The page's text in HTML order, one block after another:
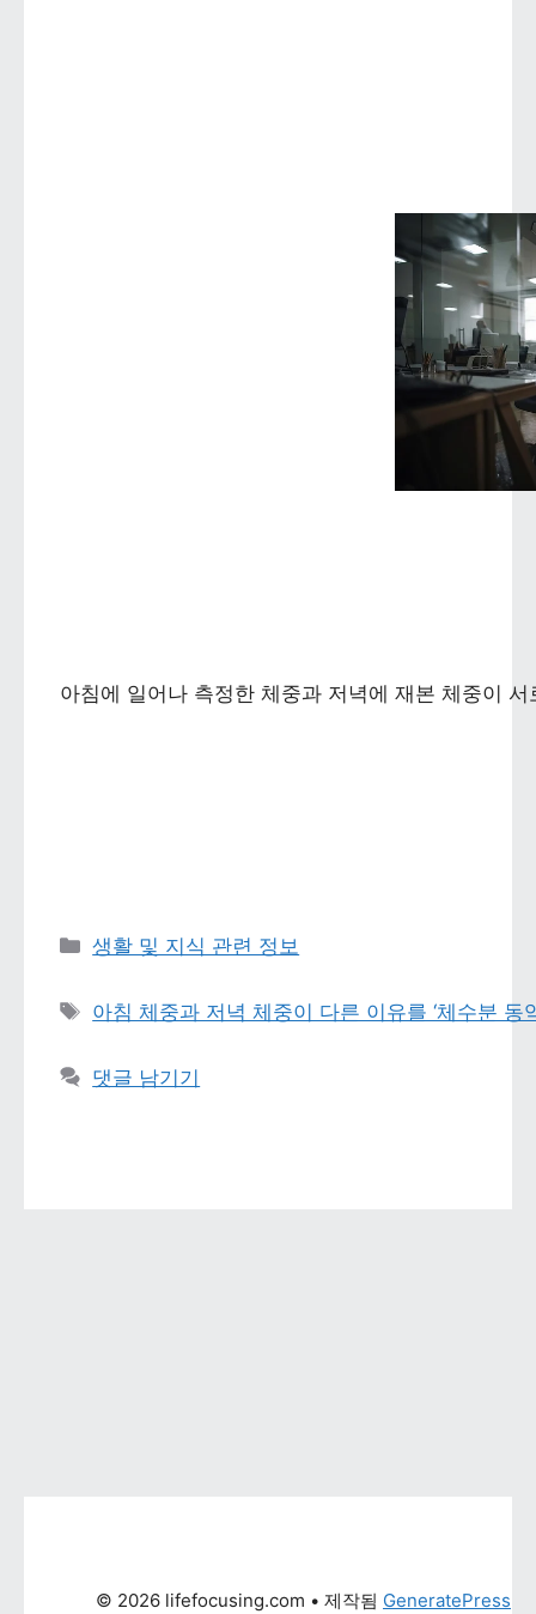
아침에 일어나 측정한 체중과 저녁에 재본 체중이
카테고리
생활 및 지식 관련 정보
태그
아침 체중과 저녁 체중이 다른 이유를 ‘체수분 동
댓글 남기기
© 2026 lifefocusing.com • 제작됨 GeneratePress